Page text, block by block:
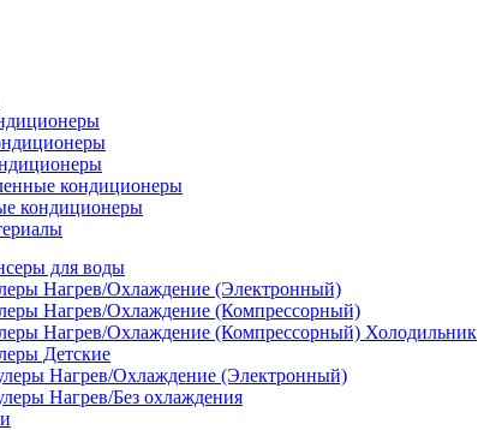
кондиционеры
кондиционеры
для воды
Нагрев/Охлаждение (Электронный)
Нагрев/Охлаждение (Компрессорный)
Нагрев/Охлаждение (Компрессорный) Холодильник
Детские
Нагрев/Охлаждение (Электронный)
Нагрев/Без охлаждения